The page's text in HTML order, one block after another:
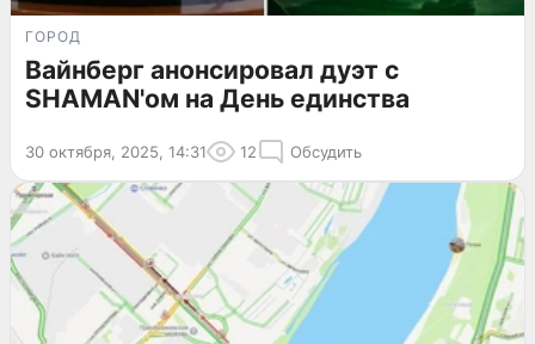
ГОРОД
Вайнберг анонсировал дуэт с
SHAMAN'ом на День единства
30 октября, 2025, 14:31 12 Обсудить